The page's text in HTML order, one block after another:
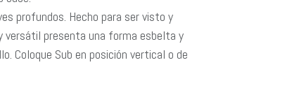
profundos. Hecho para ser visto y
versátil presenta una forma esbelta y
Coloque Sub en posición vertical o de